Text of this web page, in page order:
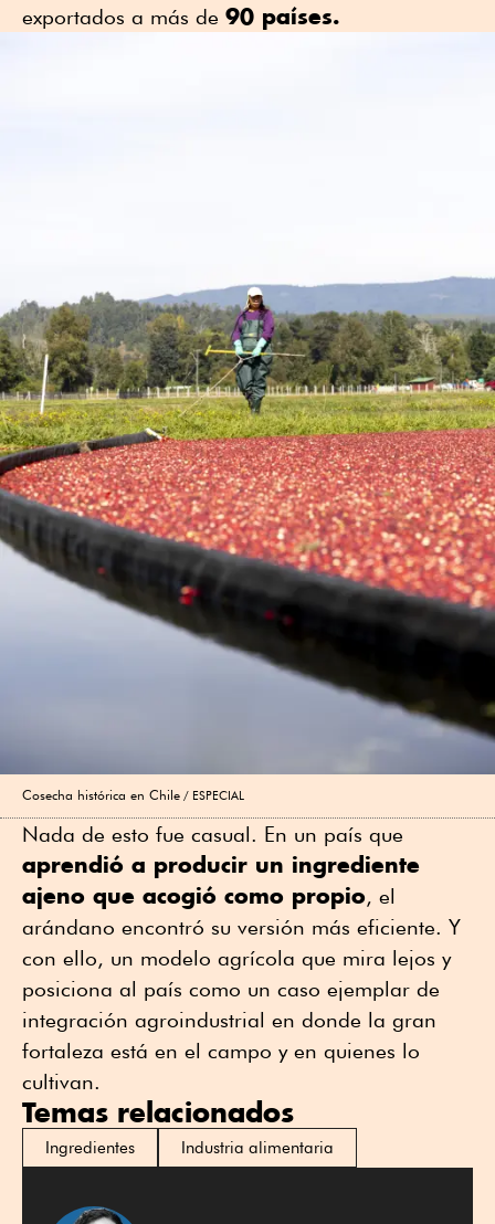
exportados a más de 90 países.
Cosecha histórica en Chile ESPECIAL
Nada de esto fue casual. En un país que
aprendió a producir un ingrediente
ajeno que acogió como propio, el
arándano encontró su versión más eficiente. Y
con ello, un modelo agrícola que mira lejos y
posiciona al país como un caso ejemplar de
integración agroindustrial en donde la gran
fortaleza está en el campo y en quienes lo
cultivan.
Temas relacionados
Ingredientes Industria alimentaria